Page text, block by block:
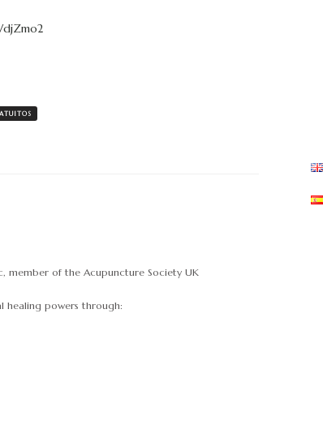
member of the Acupuncture Society UK
healing powers through: